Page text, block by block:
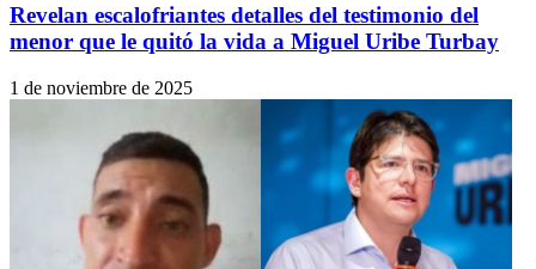
Revelan escalofriantes detalles del testimonio del
menor que le quitó la vida a Miguel Uribe Turbay
1 de noviembre de 2025